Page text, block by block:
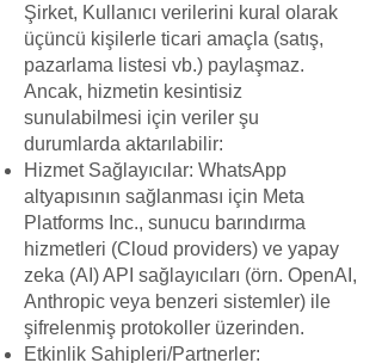
Şirket, Kullanıcı verilerini kural olarak
üçüncü kişilerle ticari amaçla (satış,
pazarlama listesi vb.) paylaşmaz.
Ancak, hizmetin kesintisiz
sunulabilmesi için veriler şu
durumlarda aktarılabilir:
Hizmet Sağlayıcılar: WhatsApp
altyapısının sağlanması için Meta
Platforms Inc., sunucu barındırma
hizmetleri (Cloud providers) ve yapay
zeka (AI) API sağlayıcıları (örn. OpenAI,
Anthropic veya benzeri sistemler) ile
şifrelenmiş protokoller üzerinden.
Etkinlik Sahipleri/Partnerler: